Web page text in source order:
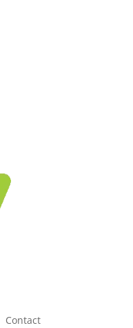
Contact